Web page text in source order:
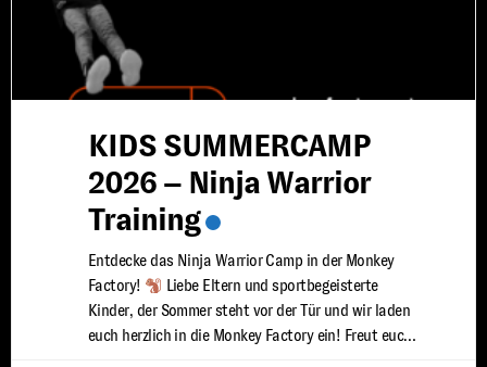
KIDS SUMMERCAMP
2026 – Ninja Warrior
Training
Entdecke das Ninja Warrior Camp in der Monkey
Factory!
Liebe Eltern und sportbegeisterte
Kinder, der Sommer steht vor der Tür und wir laden
euch herzlich in die Monkey Factory ein! Freut euch